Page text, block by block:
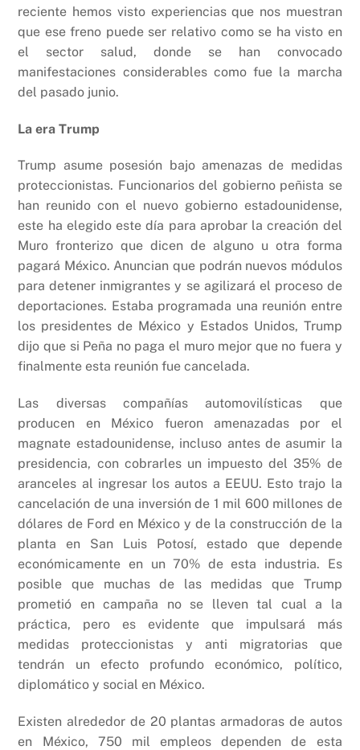
reciente hemos visto experiencias que nos muestran
que ese freno puede ser relativo como se ha visto en
el sector salud, donde se han convocado
manifestaciones considerables como fue la marcha
del pasado junio.
La era Trump
Trump asume posesión bajo amenazas de medidas
proteccionistas. Funcionarios del gobierno peñista se
han reunido con el nuevo gobierno estadounidense,
este ha elegido este día para aprobar la creación del
Muro fronterizo que dicen de alguno u otra forma
pagará México. Anuncian que podrán nuevos módulos
para detener inmigrantes y se agilizará el proceso de
deportaciones. Estaba programada una reunión entre
los presidentes de México y Estados Unidos, Trump
dijo que si Peña no paga el muro mejor que no fuera y
finalmente esta reunión fue cancelada.
Las diversas compañías automovilísticas que
producen en México fueron amenazadas por el
magnate estadounidense, incluso antes de asumir la
presidencia, con cobrarles un impuesto del 35% de
aranceles al ingresar los autos a EEUU. Esto trajo la
cancelación de una inversión de 1 mil 600 millones de
dólares de Ford en México y de la construcción de la
planta en San Luis Potosí, estado que depende
económicamente en un 70% de esta industria. Es
posible que muchas de las medidas que Trump
prometió en campaña no se lleven tal cual a la
práctica, pero es evidente que impulsará más
medidas proteccionistas y anti migratorias que
tendrán un efecto profundo económico, político,
diplomático y social en México.
Existen alrededor de 20 plantas armadoras de autos
en México, 750 mil empleos dependen de esta